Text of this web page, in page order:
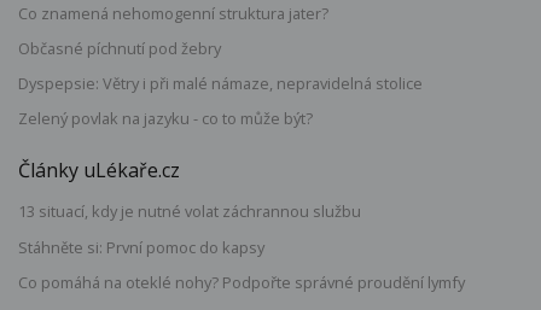
Co znamená nehomogenní struktura jater?
Občasné píchnutí pod žebry
Dyspepsie: Větry i při malé námaze, nepravidelná stolice
Zelený povlak na jazyku - co to může být?
Články uLékaře.cz
13 situací, kdy je nutné volat záchrannou službu
Stáhněte si: První pomoc do kapsy
Co pomáhá na oteklé nohy? Podpořte správné proudění lymfy